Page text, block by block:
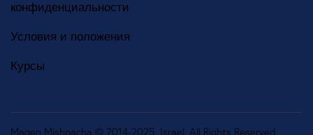
конфиденциальности
Условия и положения
Курсы
Magen Mishpacha © 2014-2025, Israel. All Rights Reserved